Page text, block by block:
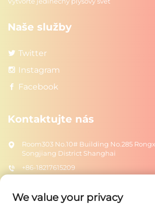
Naše služby
Twitter
Instagram
Facebook
Kontaktujte nás
Room303 No.10# Building No.285
Songjiang District Shanghai
+86-18217615209
We value your privacy